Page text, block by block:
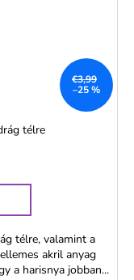
€3,99
–25 %
télre
télre, valamint a
akril anyag
a harisnya jobban...